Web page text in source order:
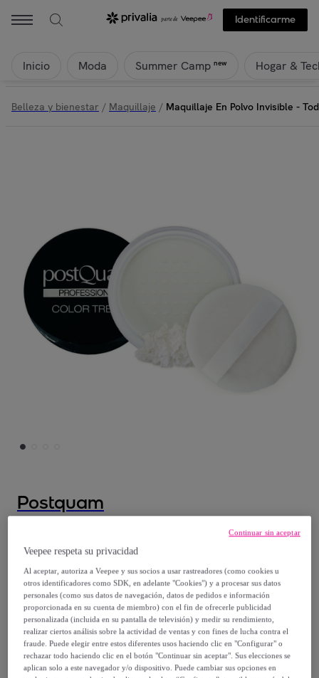
Identificarme
Inicio Moda Summer Camp new Hogar &
Belleza y bienestar / Maquillaje / Maquillaje En Polvo Invisible -
Postquam
Maquillaje En Polvo Invisible - Todo tipo de
piel - 8 g
Modelo: Maquillaje En Polvo Invisible - Todo
tipo de piel - 8 g
23,99 €
84,90 €
Veepee respeta su privacidad
Al aceptar, autoriza a Veepee y sus socios a usar rastreadores (como cookies u
otros identificadores como SDK, en adelante "Cookies") y a procesar sus datos
personales (como sus datos de navegación, datos de pedidos e información
proporcionada en su cuenta de miembro) con el fin de ofrecerle publicidad
personalizada (incluida en su pantalla de televisión) y medir su rendimiento,
realizar ciertos análisis sobre la actividad de ventas y con fines de lucha contra el
fraude. Puede elegir entre estos diferentes usos haciendo clic en "Configurar" o
rechazar todo haciendo clic en el botón "Continuar sin aceptar". Sus elecciones se
aplican solo a este navegador y/o dispositivo. Puede cambiar sus opciones en
Continuar sin aceptar